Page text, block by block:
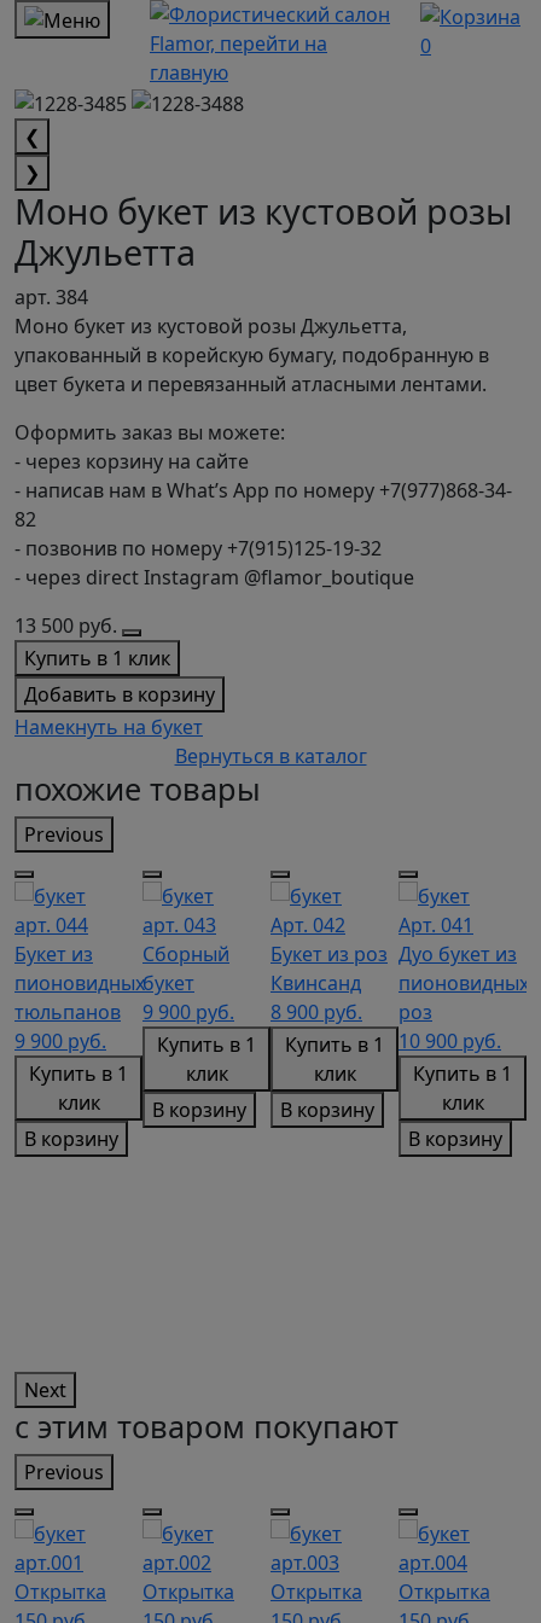
0
❮
❯
Моно букет из кустовой розы
Джульетта
арт. 384
Моно букет из кустовой розы Джульетта,
упакованный в корейскую бумагу, подобранную в
цвет букета и перевязанный атласными лентами.
Оформить заказ вы можете:
- через корзину на сайте
- написав нам в What’s App по номеру +7(977)868-34-
82
- позвонив по номеру +7(915)125-19-32
- через direct Instagram @flamor_boutique
13 500 руб.
Купить в 1 клик
Добавить в корзину
Намекнуть на букет
Вернуться в каталог
похожие товары
Previous
арт. 044
Букет из
пионовидных
тюльпанов
9 900 руб.
Купить в 1
клик
В корзину
арт. 043
Сборный
букет
9 900 руб.
Купить в 1
клик
В корзину
Арт. 042
Букет из роз
Квинсанд
8 900 руб.
Купить в 1
клик
В корзину
Арт. 041
Дуо букет из
пионовидных
роз
10 900 руб.
Купить в 1
клик
В корзину
Next
с этим товаром покупают
Previous
арт.001
Открытка
арт.002
Открытка
арт.003
Открытка
арт.004
Открытка